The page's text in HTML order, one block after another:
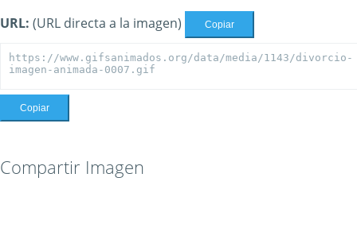
URL: (URL directa a la imagen) Copiar
Copiar
Compartir Imagen